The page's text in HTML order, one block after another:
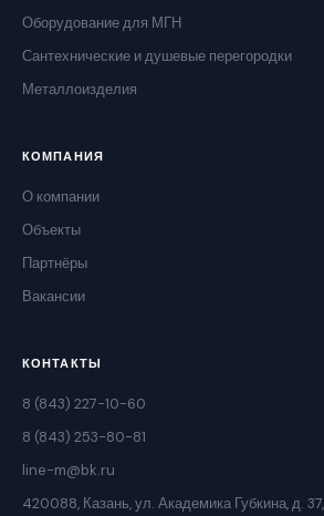
Оборудование для МГН
Сантехнические и душевые перегородки
Металлоизделия
КОМПАНИЯ
О компании
Объекты
Партнёры
Вакансии
КОНТАКТЫ
8 (843) 227-10-60
8 (843) 253-80-81
line-m@bk.ru
420088, Казань, ул. Академика Губкина, д.